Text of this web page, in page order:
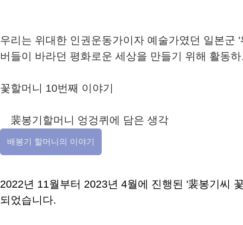
우리는 위대한 인권운동가이자 예술가였던 일본군
버들이 바라던 평화로운 세상을 만들기 위해 활동
꽃할머니 10번째 이야기
裴봉기할머니 엉겅퀴에 담은 생각
배봉기 할머니의 이야기
2022년 11월부터 2023년 4월에 진행된 '裴봉기씨
되었습니다.